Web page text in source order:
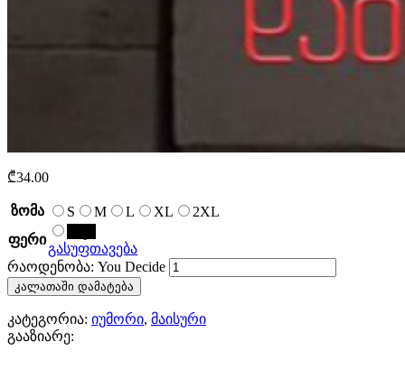
₾34.00
ზომა S M L XL
2XL
ფერი
გასუფთავება
რაოდენობა: You Decide
კალათაში დამატება
კატეგორია: იუმორი, მაისური
გააზიარე: